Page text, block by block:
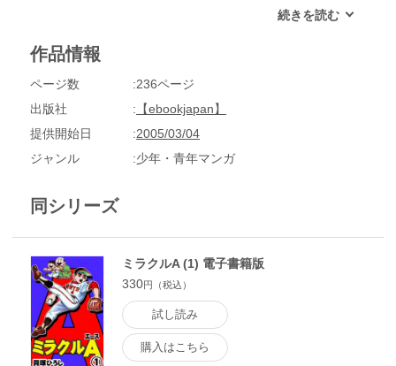
ばんた）という正体不明の覆面選手が入団した。拾呂久が代打
作品情報
ページ数
236ページ
出版社
【ebookjapan】
提供開始日
2005/03/04
ジャンル
少年・青年マンガ
同シリーズ
ミラクルA (1) 電子書籍版
330円（税込）
試し読み
購入はこちら